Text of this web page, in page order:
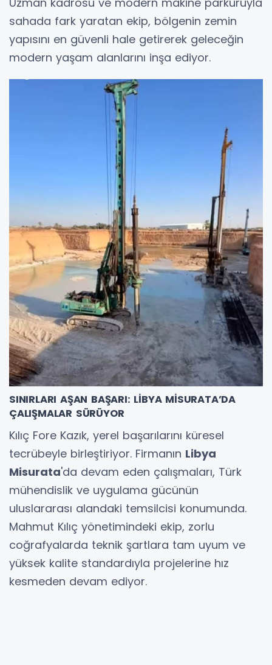
sahada fark yaratan ekip, bölgenin zemin
yapısını en güvenli hale getirerek geleceğin
modern yaşam alanlarını inşa ediyor.
SINIRLARI AŞAN BAŞARI: LİBYA MİSURATA’DA
ÇALIŞMALAR SÜRÜYOR
Kılıç Fore Kazık, yerel başarılarını küresel
tecrübeyle birleştiriyor. Firmanın Libya
Misurata'da devam eden çalışmaları, Türk
mühendislik ve uygulama gücünün
uluslararası alandaki temsilcisi konumunda.
Mahmut Kılıç yönetimindeki ekip, zorlu
coğrafyalarda teknik şartlara tam uyum ve
yüksek kalite standardıyla projelerine hız
kesmeden devam ediyor.